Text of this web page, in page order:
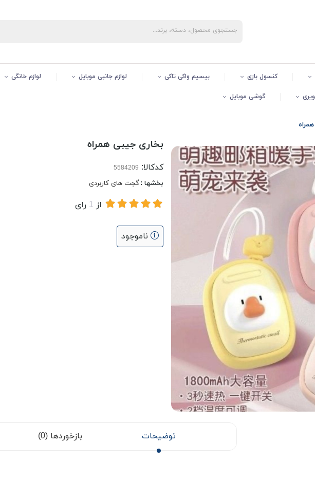
کنسول بازی بیسیم واکی تاکی لوازم جانبی موبایل لوازم خانگی
گوشی موبایل
بخاری جیبی همراه
کدکالا:
بخشها :گجت های کاربردی
از 1 رای
ناموجود
توضیحات بازخوردها (0)